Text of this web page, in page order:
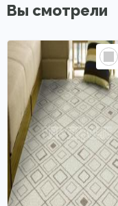
Вы смотрели